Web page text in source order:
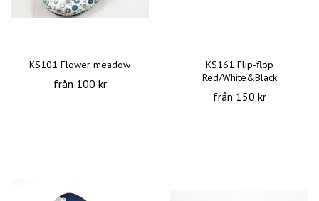
KS101 Flower meadow
från 100 kr
KS161 Flip-flop
Red/White&Black
från 150 kr